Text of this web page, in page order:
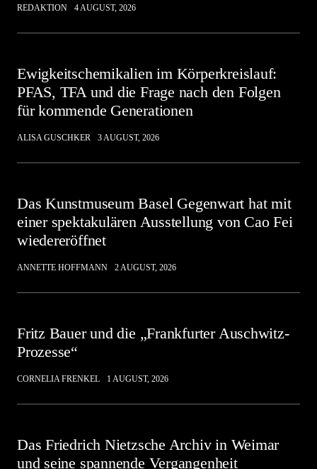
REDAKTION 4 AUGUST, 2026
Ewigkeitschemikalien im Körperkreislauf:
PFAS, TFA und die Frage nach den Folgen
für kommende Generationen
ALISA GUSCHKER 3 AUGUST, 2026
Das Kunstmuseum Basel Gegenwart hat mit
einer spektakulären Ausstellung von Cao Fei
wiedereröffnet
ANNETTE HOFFMANN 2 AUGUST, 2026
Fritz Bauer und die „Frankfurter Auschwitz-
Prozesse“
CORNELIA FRENKEL 1 AUGUST, 2026
Das Friedrich Nietzsche Archiv in Weimar
und seine spannende Vergangenheit